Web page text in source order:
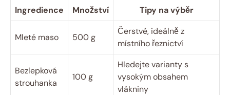
Ingredience Množství Tipy na výběr
Mleté maso 500 g
Čerstvé, ideálně z
místního řeznictví
Bezlepková
strouhanka
100 g
Hledejte varianty s
vysokým obsahem
vlákniny